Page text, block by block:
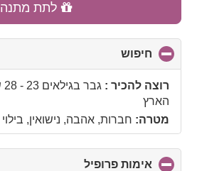
לתת מתנה
חיפוש
to
collapseרוצה להכיר : גבר בגילאים 23 - 28 שנים
הארץ
מטרה: חברות, אהבה, נישואין, בילוי
אימות פרופיל